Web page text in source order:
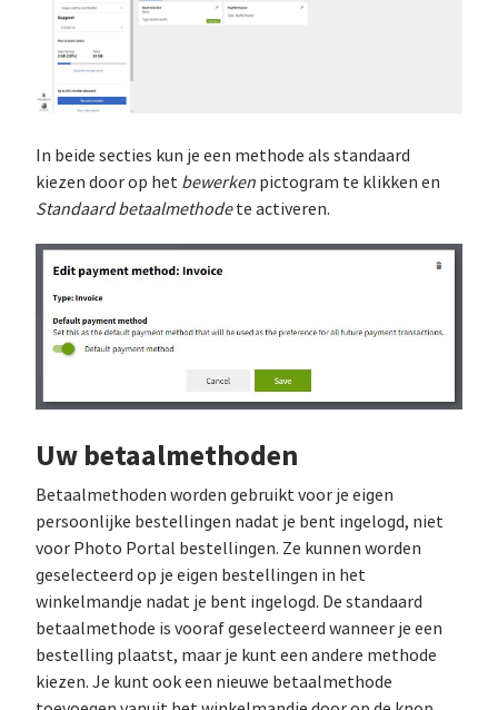
In beide secties kun je een methode als standaard
kiezen door op het bewerken pictogram te klikken en
Standaard betaalmethodete activeren.
Uw betaalmethoden
Betaalmethoden worden gebruikt voor je eigen
persoonlijke bestellingen nadat je bent ingelogd, niet
voor Photo Portal bestellingen. Ze kunnen worden
geselecteerd op je eigen bestellingen in het
winkelmandje nadat je bent ingelogd. De standaard
betaalmethode is vooraf geselecteerd wanneer je een
bestelling plaatst, maar je kunt een andere methode
kiezen. Je kunt ook een nieuwe betaalmethode